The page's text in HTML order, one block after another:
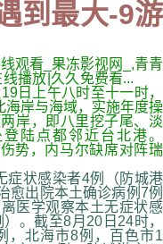
到最大-9游
观看_果冻影视网_,青青
线播放|久久免费看...
日上午八时至十一时，
海岸与海域，实施年度操
岸，即八里挖子尾、淡
陆点都邻近台北港。
势，内马尔缺席对阵瑞
状感染者4例（防城港
愈出院本土确诊病例7例
医学观察本土无症状感
。截至8月20日24时，
，北海市8例，百色市1